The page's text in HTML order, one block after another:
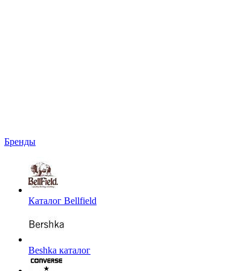
Бренды
Каталог Bellfield
Beshka каталог